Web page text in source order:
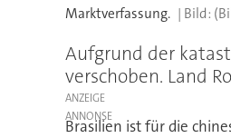
Marktverfassung.
Aufgrund der
verschoben. Land
ANZEIGE
Brasilien ist für die